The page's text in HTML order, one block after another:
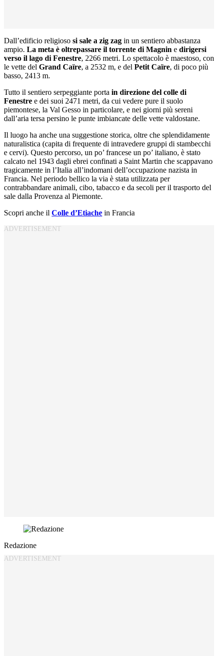
Dall’edificio religioso si sale a zig zag in un sentiero abbastanza
ampio. La meta è oltrepassare il torrente di Magnin e dirigersi
verso il lago di Fenestre, 2266 metri. Lo spettacolo è maestoso, con
le vette del Grand Caïre, a 2532 m, e del Petit Caïre, di poco più
basso, 2413 m.
Tutto il sentiero serpeggiante porta in direzione del colle di
Fenestre e dei suoi 2471 metri, da cui vedere pure il suolo
piemontese, la Val Gesso in particolare, e nei giorni più sereni
dall’aria tersa persino le punte imbiancate delle vette valdostane.
Il luogo ha anche una suggestione storica, oltre che splendidamente
naturalistica (capita di frequente di intravedere gruppi di stambecchi
e cervi). Questo percorso, un po’ francese un po’ italiano, è stato
calcato nel 1943 dagli ebrei confinati a Saint Martin che scappavano
tragicamente in l’Italia all’indomani dell’occupazione nazista in
Francia. Nel periodo bellico la via è stata utilizzata per
contrabbandare animali, cibo, tabacco e da secoli per il trasporto del
sale dalla Provenza al Piemonte.
Scopri anche il Colle d’Etiache in Francia
Redazione